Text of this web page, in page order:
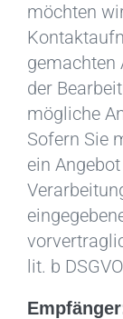
möchten
gemachten
der
mögliche
Sofern Sie
ein
lit. b